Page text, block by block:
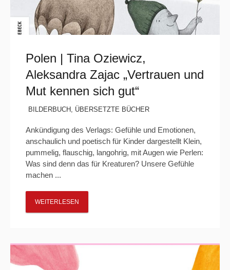
Polen | Tina Oziewicz,
Aleksandra Zajac „Vertrauen und
Mut kennen sich gut“
BILDERBUCH , ÜBERSETZTE BÜCHER
Ankündigung des Verlags: Gefühle und Emotionen,
anschaulich und poetisch für Kinder dargestellt Klein,
pummelig, flauschig, langohrig, mit Augen wie Perlen:
Was sind denn das für Kreaturen? Unsere Gefühle
machen ...
WEITERLESEN